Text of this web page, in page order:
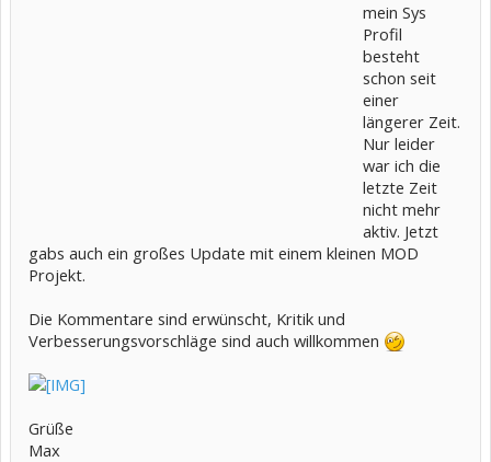
mein Sys
Profil
besteht
schon seit
einer
längerer Zeit.
Nur leider
war ich die
letzte Zeit
nicht mehr
aktiv. Jetzt
gabs auch ein großes Update mit einem kleinen MOD
Projekt.
Die Kommentare sind erwünscht, Kritik und
Verbesserungsvorschläge sind auch willkommen
Grüße
Max